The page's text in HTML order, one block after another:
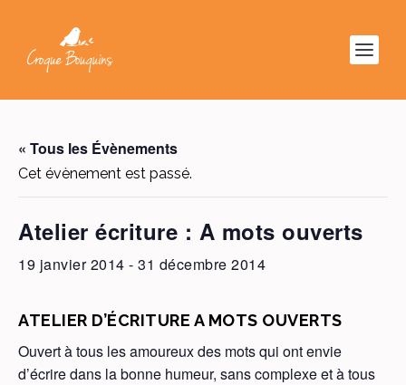
« Tous les Évènements
Cet évènement est passé.
Atelier écriture : A mots ouverts
19 janvier 2014 - 31 décembre 2014
ATELIER D’ÉCRITURE A MOTS OUVERTS
Ouvert à tous les amoureux des mots qui ont envie
d’écrire dans la bonne humeur, sans complexe et à tous